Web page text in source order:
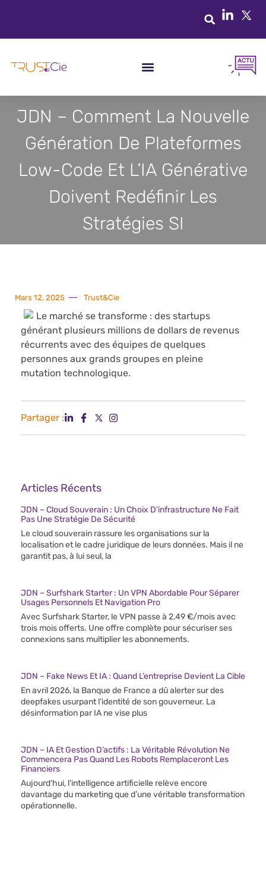
JDN – Comment La Nouvelle
Génération De Plateformes
Low-Code Et L’IA Générative
Doivent Redéfinir Les
Stratégies SI
Mars 12, 2025 Trust&Cie
Le marché se transforme : des startups
générant plusieurs millions de dollars de revenus
récurrents avec des équipes de quelques
personnes aux grands groupes en pleine
mutation technologique.
Partager :
Articles Récents
JDN – Cloud Souverain : Un Choix D’infrastructure Ne Fait
Pas Une Stratégie De Sécurité
Le cloud souverain rassure les organisations sur la
localisation et le cadre juridique de leurs données. Mais il ne
garantit pas, à lui seul, la
JDN – Surfshark Starter : Un VPN Abordable Pour Séparer
Usages Personnels Et Navigation Pro
Avec Surfshark Starter, le VPN passe à 2,49 €/mois avec
trois mois offerts. Une offre complète pour sécuriser ses
connexions sans multiplier les abonnements.
JDN – Fake News Et IA : Quand L’entreprise Devient La Cible
En avril 2026, la Banque de France a dû alerter sur des
deepfakes usurpant l’identité de son gouverneur. La
désinformation par IA ne vise plus
JDN – IA Et Gestion D’actifs : La Véritable Révolution Ne
Commencera Pas Quand Les Robots Remplaceront Les
Financiers
Aujourd’hui, l’intelligence artificielle relève encore
davantage du marketing que d’une véritable transformation
opérationnelle.